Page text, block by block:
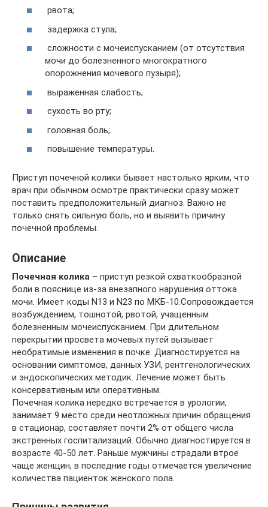
рвота;
задержка стула;
сложности с мочеиспусканием (от отсутствия
мочи до болезненного многократного
опорожнения мочевого пузыря);
выраженная слабость;
сухость во рту;
головная боль;
повышение температуры.
Приступ почечной колики бывает настолько ярким, что
врач при обычном осмотре практически сразу может
поставить предположительный диагноз. Важно не
только снять сильную боль, но и выявить причину
почечной проблемы.
Описание
Почечная колика – приступ резкой схваткообразной
боли в пояснице из-за внезапного нарушения оттока
мочи. Имеет коды N13 и N23 по МКБ-10.Сопровождается
возбуждением, тошнотой, рвотой, учащенным
болезненным мочеиспусканием. При длительном
перекрытии просвета мочевых путей вызывает
необратимые изменения в почке. Диагностируется на
основании симптомов, данных УЗИ, рентгенологических
и эндоскопических методик. Лечение может быть
консервативным или оперативным.
Почечная колика нередко встречается в урологии,
занимает 9 место среди неотложных причин обращения
в стационар, составляет почти 2% от общего числа
экстренных госпитализаций. Обычно диагностируется в
возрасте 40-50 лет. Раньше мужчины страдали втрое
чаще женщин, в последние годы отмечается увеличение
количества пациенток женского пола.